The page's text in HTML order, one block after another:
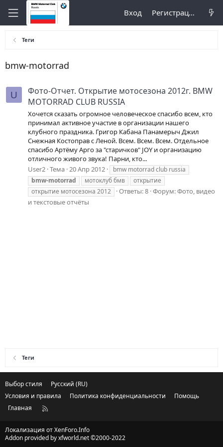
Вход Регистрация
Теги
bmw-motorrad
U
Фото-Отчет. Открытие мотосезона 2012г. BMW
MOTORRAD CLUB RUSSIA
Хочется сказать огромное человеческое спасибо всем, кто
принимал активное участие в организации нашего
клубного праздника. Григор Кабана Панамерыч Джил
Снежная Костоправ с Леной. Всем. Всем. Всем. Отдельное
спасибо Артёму Арго за "старичков" JOY и организацию
отличного живого звука! Парни, кто...
User2 Тема 20 Апр 2012
bmw motorrad club russia
bmw-motorrad
мотоклуб бмв
открытие
открытие мотосезона 2012
Ответы: 8 Форум:Фото, видео
и текстовые отчёты
Теги
Выбор стиля
Русский (RU)
Условия и правила
Политика конфиденциальности
Помощь
Главная
R
Локализация отXenForo.Info
Addon provided by xfworld.net ©2000-2022